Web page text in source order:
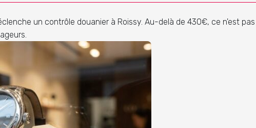
un contrôle douanier à Roissy. Au-delà de 430€, ce n'est